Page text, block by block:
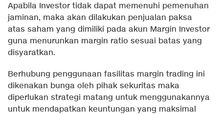
Apabila Investor tidak dapat memenuhi pemenuhan
jaminan, maka akan dilakukan penjualan paksa
atas saham yang dimiliki pada akun Margin Investor
guna menurunkan margin ratio sesuai batas yang
disyaratkan.
Berhubung penggunaan fasilitas margin trading ini
dikenakan bunga oleh pihak sekuritas maka
diperlukan strategi matang untuk menggunakannya
untuk mendapatkan keuntungan yang maksimal